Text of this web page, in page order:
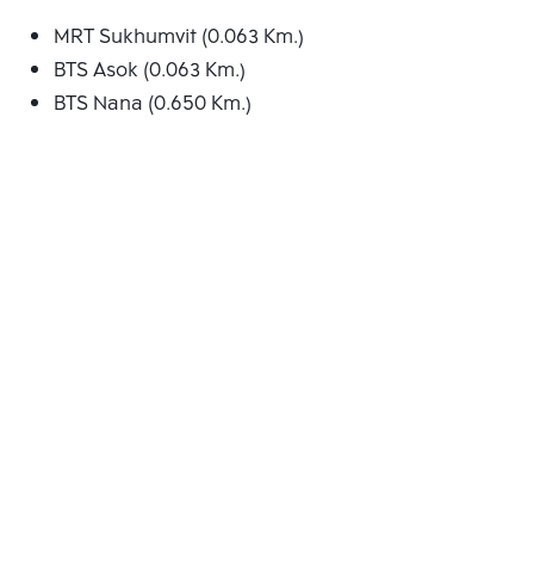
MRT Sukhumvit (0.063 Km.)
BTS Asok (0.063 Km.)
BTS Nana (0.650 Km.)